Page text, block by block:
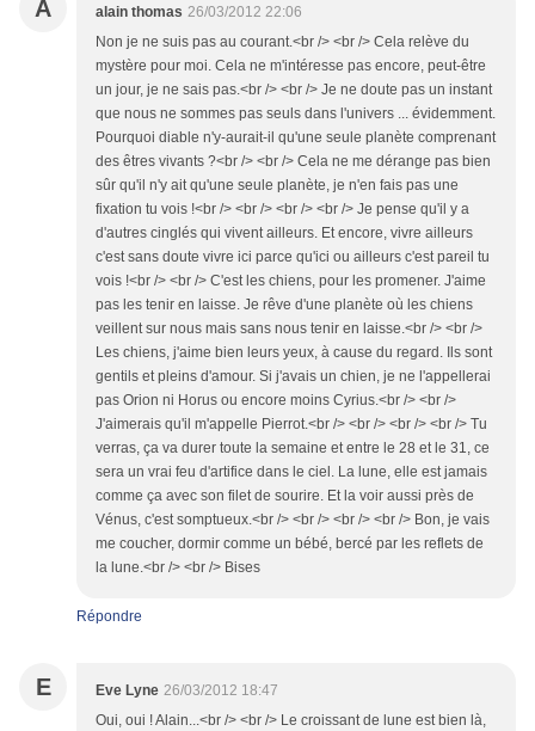
A alain thomas 26/03/2012 22:06
Non je ne suis pas au courant.<br /> <br /> Cela relève du
mystère pour moi. Cela ne m'intéresse pas encore, peut-être
un jour, je ne sais pas.<br /> <br /> Je ne doute pas un instant
que nous ne sommes pas seuls dans l'univers ... évidemment.
Pourquoi diable n'y-aurait-il qu'une seule planète comprenant
des êtres vivants ?<br /> <br /> Cela ne me dérange pas bien
sûr qu'il n'y ait qu'une seule planète, je n'en fais pas une
fixation tu vois !<br /> <br /> <br /> <br /> Je pense qu'il y a
d'autres cinglés qui vivent ailleurs. Et encore, vivre ailleurs
c'est sans doute vivre ici parce qu'ici ou ailleurs c'est pareil tu
vois !<br /> <br /> C'est les chiens, pour les promener. J'aime
pas les tenir en laisse. Je rêve d'une planète où les chiens
veillent sur nous mais sans nous tenir en laisse.<br /> <br />
Les chiens, j'aime bien leurs yeux, à cause du regard. Ils sont
gentils et pleins d'amour. Si j'avais un chien, je ne l'appellerai
pas Orion ni Horus ou encore moins Cyrius.<br /> <br />
J'aimerais qu'il m'appelle Pierrot.<br /> <br /> <br /> <br /> Tu
verras, ça va durer toute la semaine et entre le 28 et le 31, ce
sera un vrai feu d'artifice dans le ciel. La lune, elle est jamais
comme ça avec son filet de sourire. Et la voir aussi près de
Vénus, c'est somptueux.<br /> <br /> <br /> <br /> Bon, je vais
me coucher, dormir comme un bébé, bercé par les reflets de
la lune.<br /> <br /> Bises
Répondre
E Eve Lyne 26/03/2012 18:47
Oui, oui ! Alain...<br /> <br /> Le croissant de lune est bien là,